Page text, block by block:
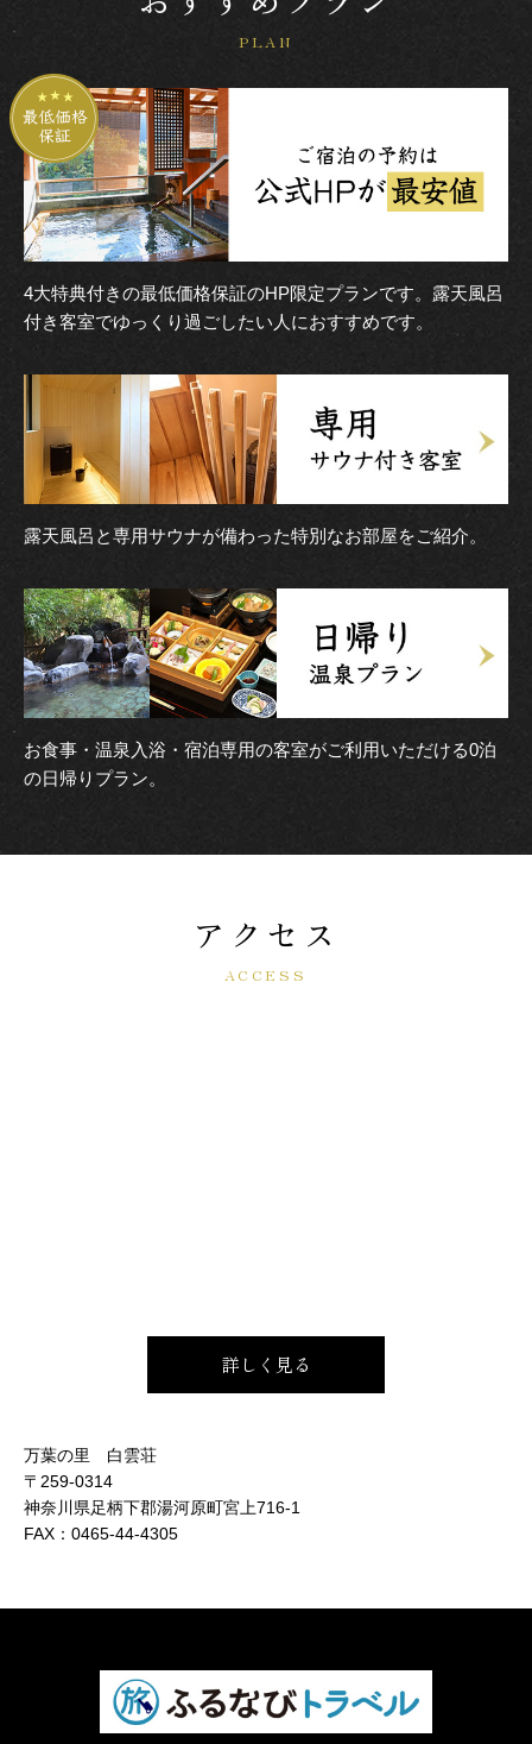
PLAN
4大特典付きの最低価格保証のHP限定プランです。露天風呂
付き客室でゆっくり過ごしたい人におすすめです。
露天風呂と専用サウナが備わった特別なお部屋をご紹介。
お食事・温泉入浴・宿泊専用の客室がご利用いただける0泊
の日帰りプラン。
アクセス
ACCESS
詳しく見る
万葉の里 白雲荘
〒259-0314
神奈川県足柄下郡湯河原町宮上716-1
FAX： 0465-44-4305